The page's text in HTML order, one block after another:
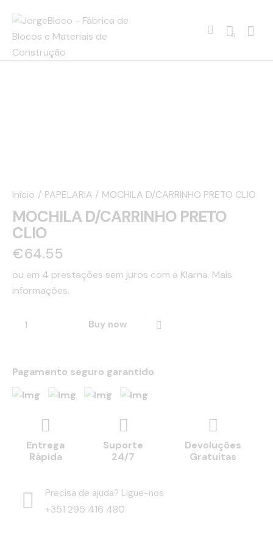
0
Início PAPELARIA MOCHILA D/CARRINHO PRETO CLIO
MOCHILA D/CARRINHO PRETO
CLIO
€64.55
ou em 4 prestações sem juros com a Klarna. Mais
informações.
Buy now
Pagamento seguro garantido
Entrega
Rápida
Suporte
24/7
Devoluções
Gratuitas
Precisa de ajuda? Ligue-nos
+351 295 416 480